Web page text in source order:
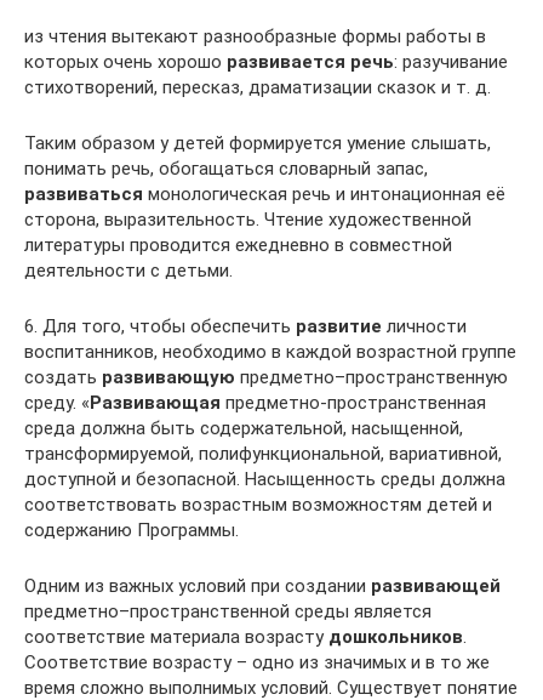
из чтения вытекают разнообразные формы работы в
которых очень хорошо развивается речь: разучивание
стихотворений, пересказ, драматизации сказок и т. д.
Таким образом у детей формируется умение слышать,
понимать речь, обогащаться словарный запас,
развиваться монологическая речь и интонационная её
сторона, выразительность. Чтение художественной
литературы проводится ежедневно в совместной
деятельности с детьми.
6. Для того, чтобы обеспечить развитие личности
воспитанников, необходимо в каждой возрастной группе
создать развивающую предметно–пространственную
среду. «Развивающая предметно-пространственная
среда должна быть содержательной, насыщенной,
трансформируемой, полифункциональной, вариативной,
доступной и безопасной. Насыщенность среды должна
соответствовать возрастным возможностям детей и
содержанию Программы.
Одним из важных условий при создании развивающей
предметно–пространственной среды является
соответствие материала возрасту дошкольников.
Соответствие возрасту – одно из значимых и в то же
время сложно выполнимых условий. Существует понятие